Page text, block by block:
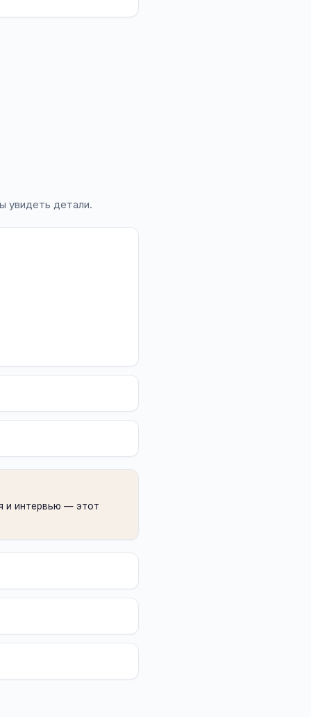
увидеть детали.
и интервью — этот